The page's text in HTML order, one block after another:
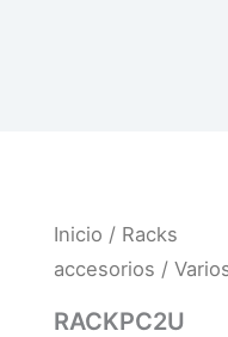
Inicio / Racks
accesorios /
RACKPC2U